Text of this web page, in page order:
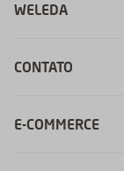
WELEDA
CONTATO
E-COMMERCE